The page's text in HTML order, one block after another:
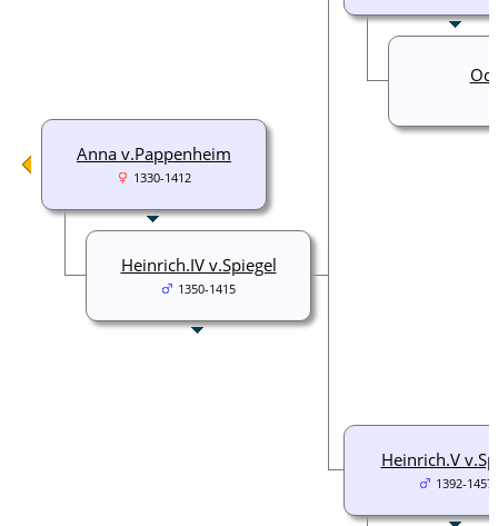
Heinrich.V
1392-1457
Anna v.Pappenheim
1330-1412
Heinrich.IV v.Spiegel
1350-1415